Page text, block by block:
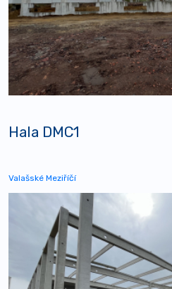
Hala DMC1
Valašské Meziříčí